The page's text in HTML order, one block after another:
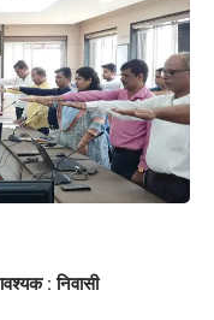
: निवासी